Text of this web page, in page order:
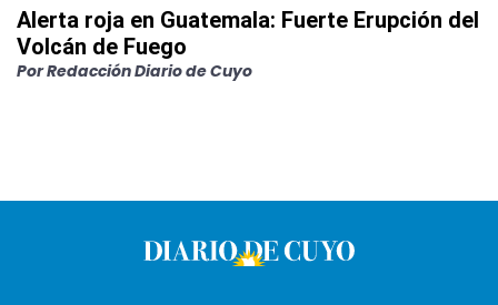
Alerta roja en Guatemala: Fuerte Erupción del
Volcán de Fuego
PorRedacción Diario de Cuyo